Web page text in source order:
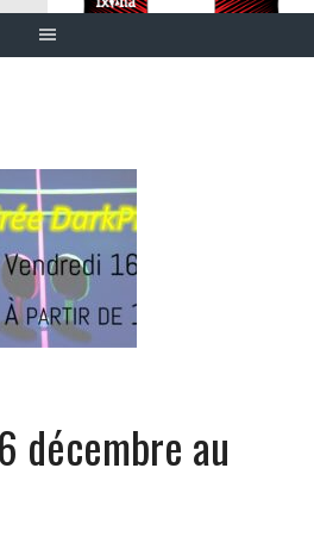
décembre au